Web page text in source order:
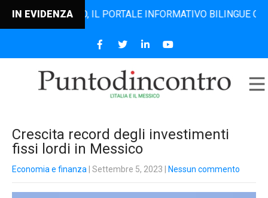
IN EVIDENZAIL PORTALE INFORMATIVO BILINGUE CHE
Crescita record degli investimenti
fissi lordi in Messico
Economia e finanza | Settembre 5, 2023 Nessun commento